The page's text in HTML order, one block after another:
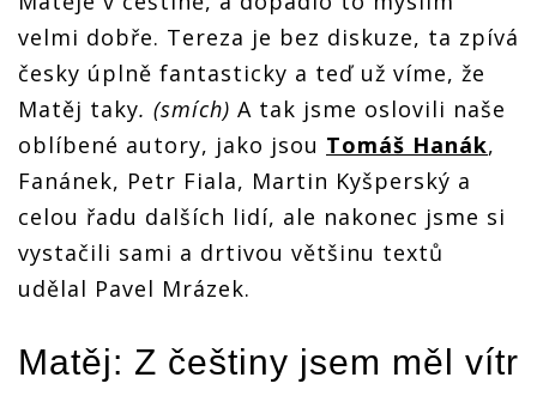
velmi dobře. Tereza je bez diskuze, ta zpívá
česky úplně fantasticky a teď už víme, že
Matěj taky. (smích) A tak jsme oslovili naše
oblíbené autory, jako jsou Tomáš Hanák,
Fanánek, Petr Fiala, Martin Kyšperský a
celou řadu dalších lidí, ale nakonec jsme si
vystačili sami a drtivou většinu textů
udělal Pavel Mrázek.
Matěj: Z češtiny jsem měl vítr